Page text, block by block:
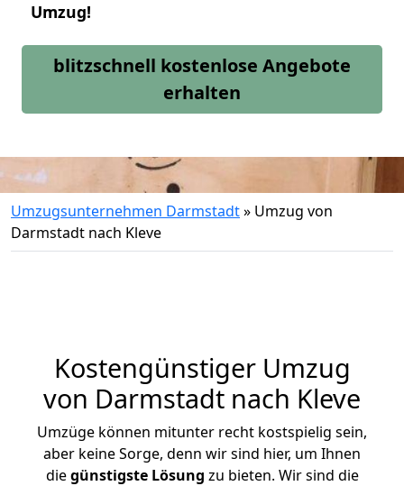
Umzug!
blitzschnell kostenlose Angebote
erhalten
Umzugsunternehmen Darmstadt» Umzug von
Darmstadt nach Kleve
Kostengünstiger Umzug
von Darmstadt nach Kleve
Umzüge können mitunter recht kostspielig sein,
aber keine Sorge, denn wir sind hier, um Ihnen
diegünstigste Lösung zu bieten. Wir sind die